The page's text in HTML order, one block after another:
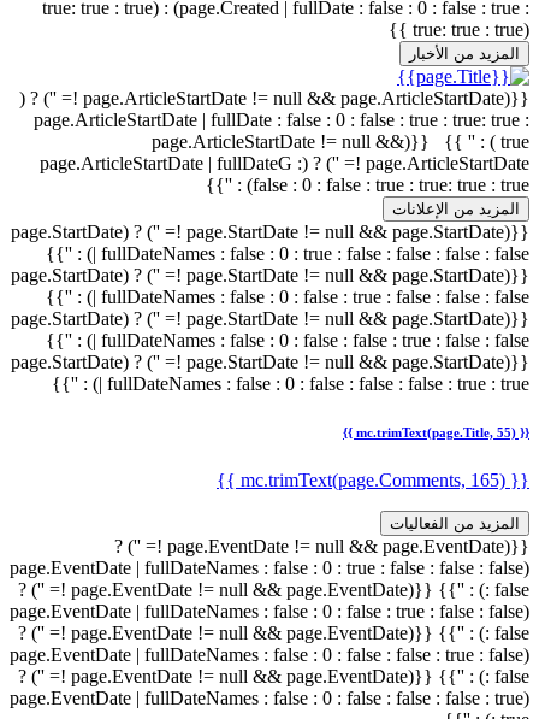
true: true : true) : (page.Created | fullDate : false : 0 : false : true :
true: true : true) }}
المزيد من الأخبار
{{(page.ArticleStartDate != null && page.ArticleStartDate != '') ? (
page.ArticleStartDate | fullDate : false : 0 : false : true : true: true :
true ) : '' }} {{(page.ArticleStartDate != null &&
page.ArticleStartDate != '') ? (page.ArticleStartDate | fullDateG :
false : 0 : false : true : true: true : true) : ''}}
المزيد من الإعلانات
{{(page.StartDate != null && page.StartDate != '') ? (page.StartDate
| fullDateNames : false : 0 : true : false : false : false : false) : ''}}
{{(page.StartDate != null && page.StartDate != '') ? (page.StartDate
| fullDateNames : false : 0 : false : true : false : false : false) : ''}}
{{(page.StartDate != null && page.StartDate != '') ? (page.StartDate
| fullDateNames : false : 0 : false : false : true : false : false) : ''}}
{{(page.StartDate != null && page.StartDate != '') ? (page.StartDate
| fullDateNames : false : 0 : false : false : false : true : true) : ''}}
{{ mc.trimText(page.Title, 55) }}
{{ mc.trimText(page.Comments, 165) }}
المزيد من الفعاليات
{{(page.EventDate != null && page.EventDate != '') ?
(page.EventDate | fullDateNames : false : 0 : true : false : false : false
: false) : ''}}
{{(page.EventDate != null && page.EventDate != '') ?
(page.EventDate | fullDateNames : false : 0 : false : true : false : false
: false) : ''}}
{{(page.EventDate != null && page.EventDate != '') ?
(page.EventDate | fullDateNames : false : 0 : false : false : true : false
: false) : ''}}
{{(page.EventDate != null && page.EventDate != '') ?
(page.EventDate | fullDateNames : false : 0 : false : false : false : true